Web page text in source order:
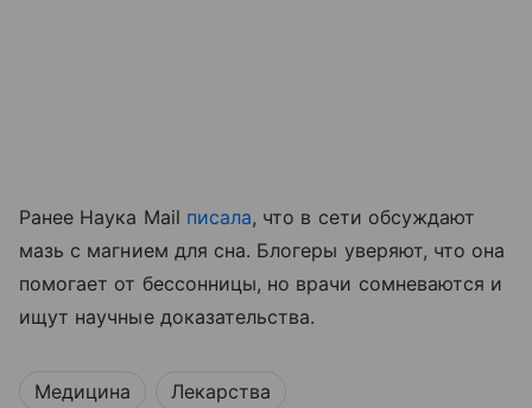
Ранее Наука Mail писала, что в сети обсуждают
мазь с магнием для сна. Блогеры уверяют, что она
помогает от бессонницы, но врачи сомневаются и
ищут научные доказательства.
Медицина Лекарства